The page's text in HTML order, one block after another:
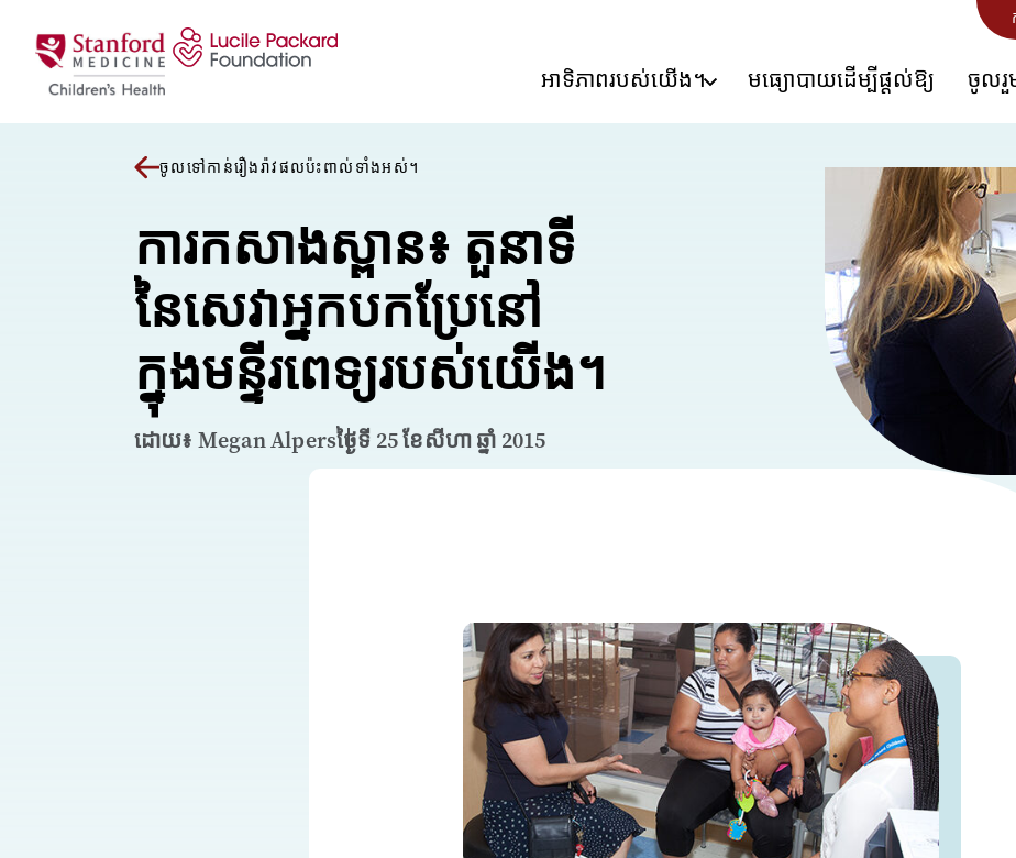
អាទិភាពរបស់យើង។ មធ្យោបាយដើម្បីផ្តល់ឱ្យ ចូលរួ
ចូលទៅកាន់រឿងរ៉ាវផលប៉ះពាល់ទាំងអស់។
ការកសាងស្ពាន៖ តួនាទី
នៃសេវាអ្នកបកប្រែនៅ
ក្នុងមន្ទីរពេទ្យរបស់យើង។
ដោយ៖ Megan Alpersថ្ងៃទី 25 ខែសីហា ឆ្នាំ 2015